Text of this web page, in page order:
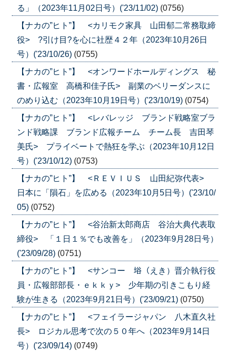
る」（2023年11月02日号）('23/11/02) (0756)
【ナカの”ヒト”】 <カリモク家具 山田郁二常務取締
役> ?引け目?を心に社歴４２年（2023年10月26日
号）('23/10/26) (0755)
【ナカの”ヒト”】 <オンワードホールディングス 秘
書・広報室 高橋和佳子氏> 副業のベリーダンスに
のめり込む（2023年10月19日号）('23/10/19) (0754)
【ナカの”ヒト”】 <レバレッジ ブランド戦略室ブラ
ンド戦略課 ブランド広報チーム チーム長 吉田琴
美氏> プライベートで熱狂を学ぶ（2023年10月12日
号）('23/10/12) (0753)
【ナカの”ヒト”】 <ＲＥＶＩＵＳ 山田紀弥代表>
日本に「隕石」を広める（2023年10月5日号）('23/10/
05) (0752)
【ナカの”ヒト”】 <谷治新太郎商店 谷治大典代表取
締役> 「１日１％でも改善を」（2023年9月28日号）
('23/09/28) (0751)
【ナカの”ヒト”】 <サンコー 﨏（えき）晋介執行役
員・広報部部長・ｅｋｋｙ> 少年期の引きこもり経
験が生きる（2023年9月21日号）('23/09/21) (0750)
【ナカの”ヒト”】 <フェイラージャパン 八木直久社
長> ロジカル思考で次の５０年へ（2023年9月14日
号）('23/09/14) (0749)